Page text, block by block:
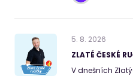
5. 8. 2026
ZLATÉ ČESKÉ
V dnešních